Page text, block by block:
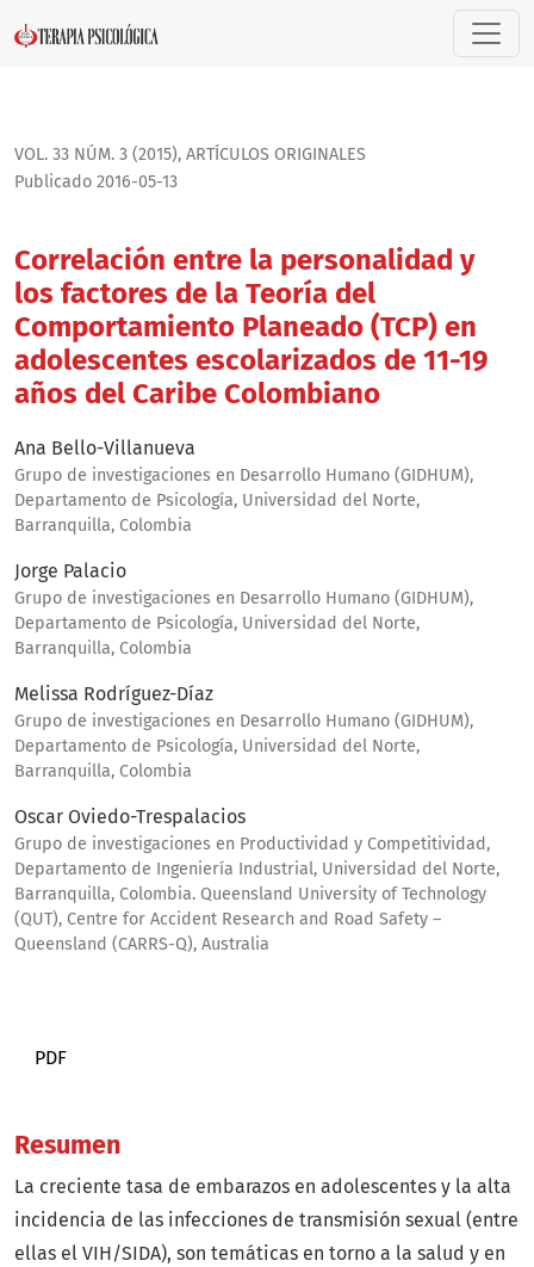
Correlación entre la personalidad y los factores de la
VOL. 33 NÚM. 3 (2015), ARTÍ­CULOS ORIGINALES
Correlación entre la personalidad y
los factores de la Teoría del
Comportamiento Planeado (TCP) en
adolescentes escolarizados de 11-19
años del Caribe Colombiano
Publicado 2016-05-13
Ana Bello-Villanueva
Grupo de investigaciones en Desarrollo Humano (GIDHUM),
Departamento de Psicología, Universidad del Norte,
Barranquilla, Colombia
Jorge Palacio
Grupo de investigaciones en Desarrollo Humano (GIDHUM),
Departamento de Psicología, Universidad del Norte,
Barranquilla, Colombia
Melissa Rodríguez-Díaz
Grupo de investigaciones en Desarrollo Humano (GIDHUM),
Departamento de Psicología, Universidad del Norte,
Barranquilla, Colombia
Oscar Oviedo-Trespalacios
Grupo de investigaciones en Productividad y Competitividad,
Departamento de Ingeniería Industrial, Universidad del Norte,
Barranquilla, Colombia. Queensland University of Technology
(QUT), Centre for Accident Research and Road Safety –
Queensland (CARRS-Q), Australia
PDF
Resumen
La creciente tasa de embarazos en adolescentes y la alta
incidencia de las infecciones de transmisión sexual (entre
ellas el VIH/SIDA), son temáticas en torno a la salud y en